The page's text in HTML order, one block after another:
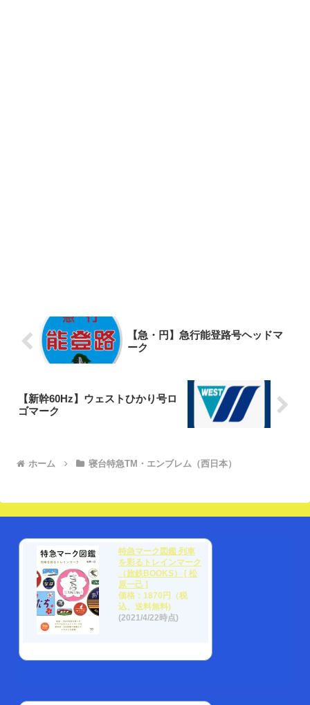
【急・円】急行能登路号ヘッドマ
ーク
【新幹60Hz】ウェストひかり号ロ
ゴマーク
ホーム 寝台特急TM・エンブレム（西日本）
特急マーク図鑑 列車
を彩るトレインマーク
（旅鉄BOOKS） [ 松
原一己 ]
価格：1870円（税
込、送料無料)
(2021/4/22時点)